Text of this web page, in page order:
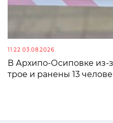
11:22 03.08.2026
В Архипо-Осиповке из-
трое и ранены 13